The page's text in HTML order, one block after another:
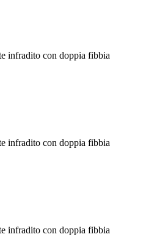
infradito con doppia fibbia
infradito con doppia fibbia
infradito con doppia fibbia